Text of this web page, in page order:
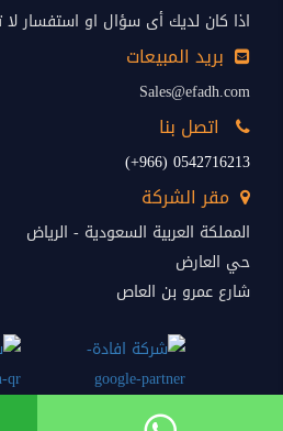
اذا كان لديك أى سؤال او استفسار لا
بريد المبيعات
Sales@efadh.com
اتصل بنا
0542716213 (966+)
مقر الشركة
المملكة العربية السعودية - الرياض
حي العارض
شارع عمرو بن العاص